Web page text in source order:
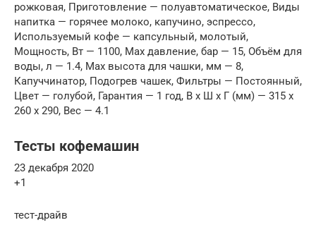
рожковая, Приготовление — полуавтоматическое, Виды
напитка — горячее молоко, капучино, эспрессо,
Используемый кофе — капсульный, молотый,
Мощность, Вт — 1100, Max давление, бар — 15, Объём для
воды, л — 1.4, Max высота для чашки, мм — 8,
Капуччинатор, Подогрев чашек, Фильтры — Постоянный,
Цвет — голубой, Гарантия — 1 год, В x Ш x Г (мм) — 315 x
260 x 290, Вес — 4.1
Тесты кофемашин
23 декабря 2020
+1
тест-драйв